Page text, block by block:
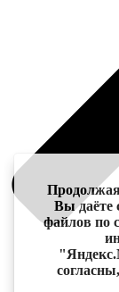
Вы даёте
файлов по